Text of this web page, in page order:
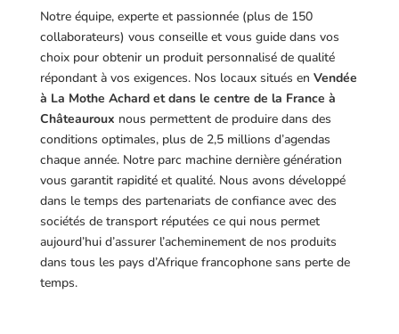
Notre équipe, experte et passionnée (plus de 150
collaborateurs) vous conseille et vous guide dans vos
choix pour obtenir un produit personnalisé de qualité
répondant à vos exigences. Nos locaux situés en Vendée
à La Mothe Achard et dans le centre de la France à
Châteauroux nous permettent de produire dans des
conditions optimales, plus de 2,5 millions d’agendas
chaque année. Notre parc machine dernière génération
vous garantit rapidité et qualité. Nous avons développé
dans le temps des partenariats de confiance avec des
sociétés de transport réputées ce qui nous permet
aujourd’hui d’assurer l’acheminement de nos produits
dans tous les pays d’Afrique francophone sans perte de
temps.